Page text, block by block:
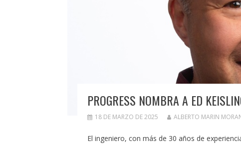
PROGRESS NOMBRA A ED
18 DE MARZO DE 2025 ALBERTO MARIN
El ingeniero, con más de 30 años de